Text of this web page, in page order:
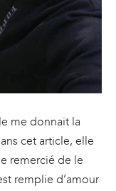
me donnait la
cet article, elle
remercié de le
remplie d’amour